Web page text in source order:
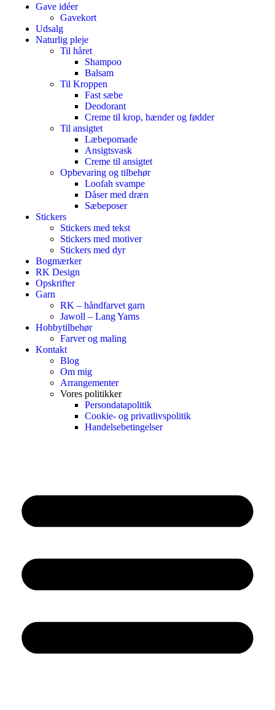
Gave idéer
Gavekort
Udsalg
Naturlig pleje
Til håret
Shampoo
Balsam
Til Kroppen
Fast sæbe
Deodorant
Creme til krop, hænder og fødder
Til ansigtet
Læbepomade
Ansigtsvask
Creme til ansigtet
Opbevaring og tilbehør
Loofah svampe
Dåser med dræn
Sæbeposer
Stickers
Stickers med tekst
Stickers med motiver
Stickers med dyr
Bogmærker
RK Design
Opskrifter
Garn
RK – håndfarvet garn
Jawoll – Lang Yarns
Hobbytilbehør
Farver og maling
Kontakt
Blog
Om mig
Arrangementer
Vores politikker
Persondatapolitik
Cookie- og privatlivspolitik
Handelsebetingelser